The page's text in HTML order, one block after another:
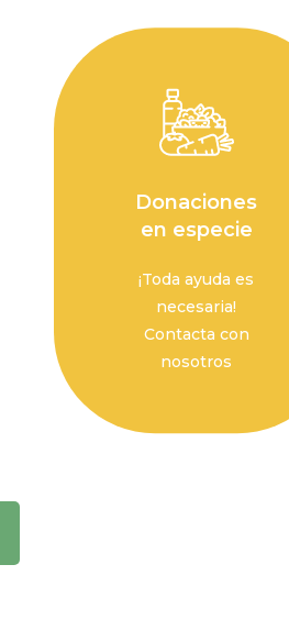
Donaciones
en especie
¡Toda ayuda es
necesaria!
Contacta con
nosotros